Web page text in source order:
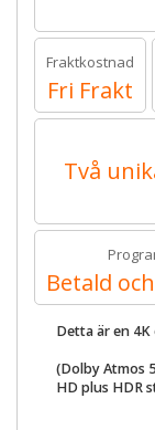
Fraktkostnad
Fri Frakt
Två
Betald
Detta är en
(Dolby Atmos
HD plus HDR